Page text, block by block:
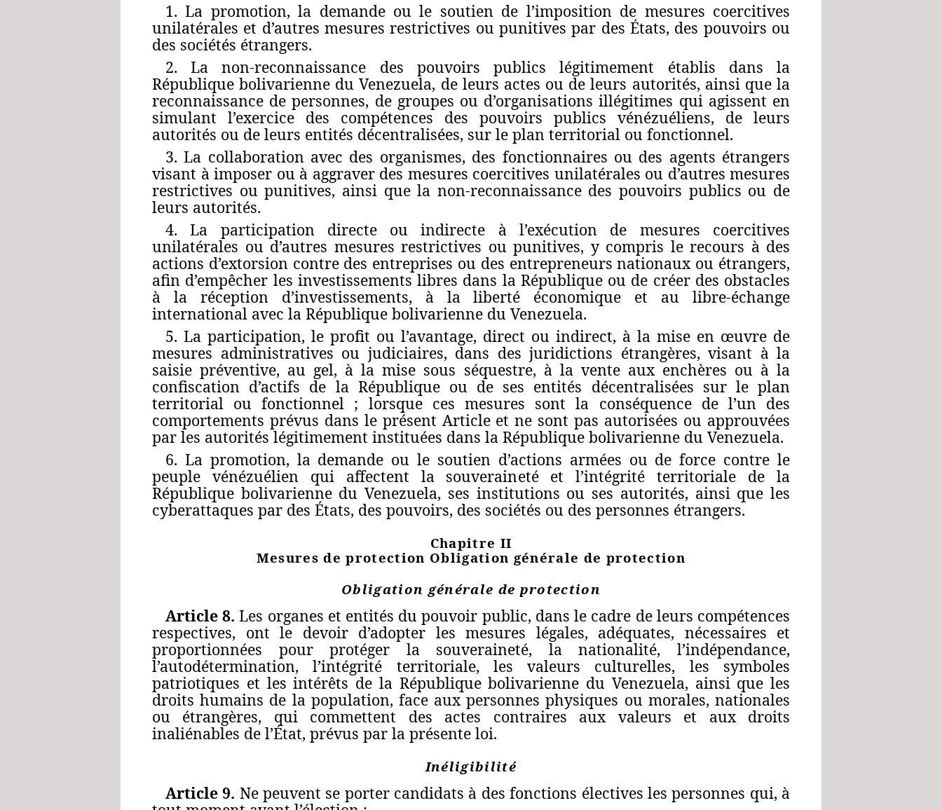
1. La promotion, la demande ou le soutien de l’imposition de mesures coercitives
unilatérales et d’autres mesures restrictives ou punitives par des États, des pouvoirs ou
des sociétés étrangers.
2. La non-reconnaissance des pouvoirs publics légitimement établis dans la
République bolivarienne du Venezuela, de leurs actes ou de leurs autorités, ainsi que la
reconnaissance de personnes, de groupes ou d’organisations illégitimes qui agissent en
simulant l’exercice des compétences des pouvoirs publics vénézuéliens, de leurs
autorités ou de leurs entités décentralisées, sur le plan territorial ou fonctionnel.
3. La collaboration avec des organismes, des fonctionnaires ou des agents étrangers
visant à imposer ou à aggraver des mesures coercitives unilatérales ou d’autres mesures
restrictives ou punitives, ainsi que la non-reconnaissance des pouvoirs publics ou de
leurs autorités.
4. La participation directe ou indirecte à l’exécution de mesures coercitives
unilatérales ou d’autres mesures restrictives ou punitives, y compris le recours à des
actions d’extorsion contre des entreprises ou des entrepreneurs nationaux ou étrangers,
afin d’empêcher les investissements libres dans la République ou de créer des obstacles
à la réception d’investissements, à la liberté économique et au libre-échange
international avec la République bolivarienne du Venezuela.
5. La participation, le profit ou l’avantage, direct ou indirect, à la mise en œuvre de
mesures administratives ou judiciaires, dans des juridictions étrangères, visant à la
saisie préventive, au gel, à la mise sous séquestre, à la vente aux enchères ou à la
confiscation d’actifs de la République ou de ses entités décentralisées sur le plan
territorial ou fonctionnel ; lorsque ces mesures sont la conséquence de l’un des
comportements prévus dans le présent Article et ne sont pas autorisées ou approuvées
par les autorités légitimement instituées dans la République bolivarienne du Venezuela.
6. La promotion, la demande ou le soutien d’actions armées ou de force contre le
peuple vénézuélien qui affectent la souveraineté et l’intégrité territoriale de la
République bolivarienne du Venezuela, ses institutions ou ses autorités, ainsi que les
cyberattaques par des États, des pouvoirs, des sociétés ou des personnes étrangers.
Chapitre II
Mesures de protection Obligation générale de protection
Obligation générale de protection
Article 8. Les organes et entités du pouvoir public, dans le cadre de leurs compétences
respectives, ont le devoir d’adopter les mesures légales, adéquates, nécessaires et
proportionnées pour protéger la souveraineté, la nationalité, l’indépendance,
l’autodétermination, l’intégrité territoriale, les valeurs culturelles, les symboles
patriotiques et les intérêts de la République bolivarienne du Venezuela, ainsi que les
droits humains de la population, face aux personnes physiques ou morales, nationales
ou étrangères, qui commettent des actes contraires aux valeurs et aux droits
inaliénables de l’État, prévus par la présente loi.
Inéligibilité
Article 9. Ne peuvent se porter candidats à des fonctions électives les personnes qui, à